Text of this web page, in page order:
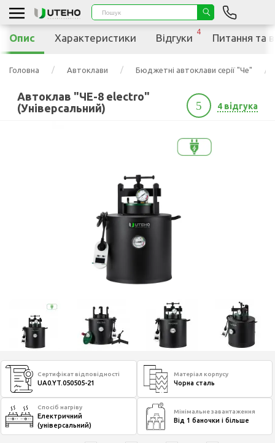
Головна Автоклави Бюджетні автоклави серії "Че"
Автоклав "ЧЕ-8 electro"
(Універсальний)
5 4 відгука
Сертифікат відповідності
UA0.YT.050505-21
Матеріал корпусу
Чорна сталь
Спосіб нагріву
Електричний
(універсальний)
Мінімальне завантаження
Від 1 баночки і більше
Опис Характеристики Відгуки
4
Питання та